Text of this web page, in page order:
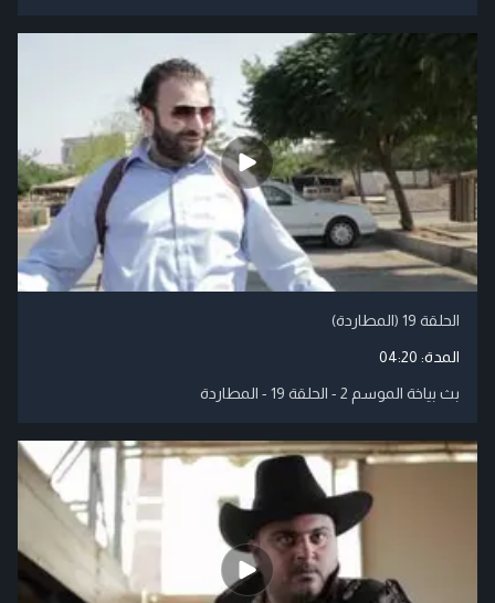
الحلقة 19 (المطاردة)
المدة: 04:20
بث بياخة الموسم 2 - الحلقة 19 - المطاردة